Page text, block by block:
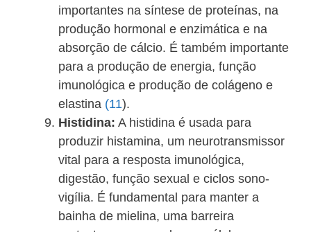
importantes na síntese de proteínas, na
produção hormonal e enzimática e na
absorção de cálcio. É também importante
para a produção de energia, função
imunológica e produção de colágeno e
elastina (11).
Histidina: A histidina é usada para
produzir histamina, um neurotransmissor
vital para a resposta imunológica,
digestão, função sexual e ciclos sono-
vigília. É fundamental para manter a
bainha de mielina, uma barreira